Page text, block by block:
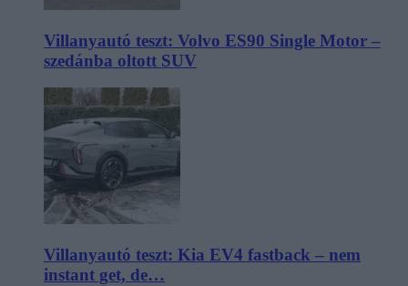
Villanyautó teszt: Volvo ES90 Single Motor –
szedánba oltott SUV
Villanyautó teszt: Kia EV4 fastback – nem
instant get, de…